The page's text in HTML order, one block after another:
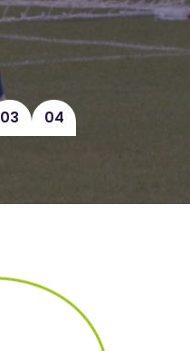
03 04